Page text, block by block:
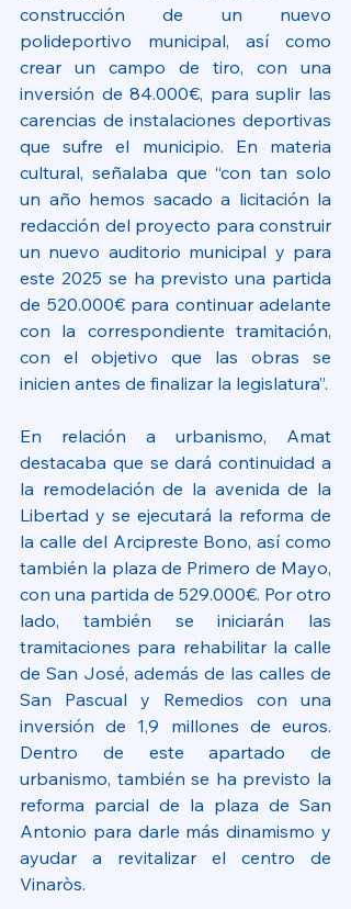
construcción de un nuevo
polideportivo municipal, así como
crear un campo de tiro, con una
inversión de 84.000€, para suplir las
carencias de instalaciones deportivas
que sufre el municipio. En materia
cultural, señalaba que “con tan solo
un año hemos sacado a licitación la
redacción del proyecto para construir
un nuevo auditorio municipal y para
este 2025 se ha previsto una partida
de 520.000€ para continuar adelante
con la correspondiente tramitación,
con el objetivo que las obras se
inicien antes de finalizar la legislatura”.
En relación a urbanismo, Amat
destacaba que se dará continuidad a
la remodelación de la avenida de la
Libertad y se ejecutará la reforma de
la calle del Arcipreste Bono, así como
también la plaza de Primero de Mayo,
con una partida de 529.000€. Por otro
lado, también se iniciarán las
tramitaciones para rehabilitar la calle
de San José, además de las calles de
San Pascual y Remedios con una
inversión de 1,9 millones de euros.
Dentro de este apartado de
urbanismo, también se ha previsto la
reforma parcial de la plaza de San
Antonio para darle más dinamismo y
ayudar a revitalizar el centro de
Vinaròs.